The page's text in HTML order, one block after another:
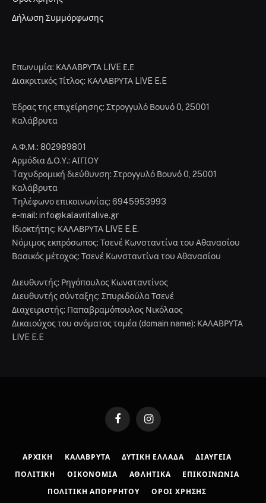
Δήλωση Συμμόρφωσης
Επωνυμία: ΚΑΛΑΒΡΥΤΑ LIVE Ε.Ε
Διακριτικός Τίτλος: ΚΑΛΑΒΡΥΤΑ LIVE E.E
Έδρας της επιχείρησης: Στρογγυλό Βουνό 0, 25001
Καλάβρυτα
Α.Φ.Μ.: 802989801
Αρμόδια Δ.Ο.Υ.: ΑΙΓΙΟΥ
Tαχυδρομική διεύθυνση: Στρογγυλό Βουνό 0, 25001
Καλάβρυτα
Tηλέφωνο επικοινωνίας: 6945953993
e-mail: info@kalavritalive.gr
Iδιοκτήτης: ΚΑΛΑΒΡΥΤΑ LIVE E.E.
Νόμιμος εκπρόσωπος: Τσενέ Κωνσταντίνα του Αθανασίου
Βασικός μέτοχος: Τσενέ Κωνσταντίνα του Αθανασίου
Διευθυντής: Ρηγόπουλος Κωνσταντίνος
Διευθυντής σύνταξης: Σπυριδούλα Τσενέ
Διαχειριστής: Παπαβραμόπουλος Νικόλαος
Δικαιούχος του ονόματος τομέα (domain name): ΚΑΛΑΒΡΥΤΑ
LIVE E.E
FacebookInstagram
ΑΡΧΙΚΉ ΚΑΛΆΒΡΥΤΑ ΔΥΤΙΚΉ ΕΛΛΆΔΑ ΔΙΑΎΓΕΙΑ
ΠΟΛΙΤΙΚΉ ΟΙΚΟΝΟΜΊΑ ΑΘΛΗΤΙΚΆ ΕΠΙΚΟΙΝΩΝΊΑ
ΠΟΛΙΤΙΚΉ ΑΠΟΡΡΉΤΟΥ ΌΡΟΙ ΧΡΉΣΗΣ